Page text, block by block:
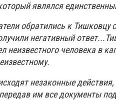
являлся
обратились к Тишковцу
негативный
неизвестного человека в
незаконные
им все документы